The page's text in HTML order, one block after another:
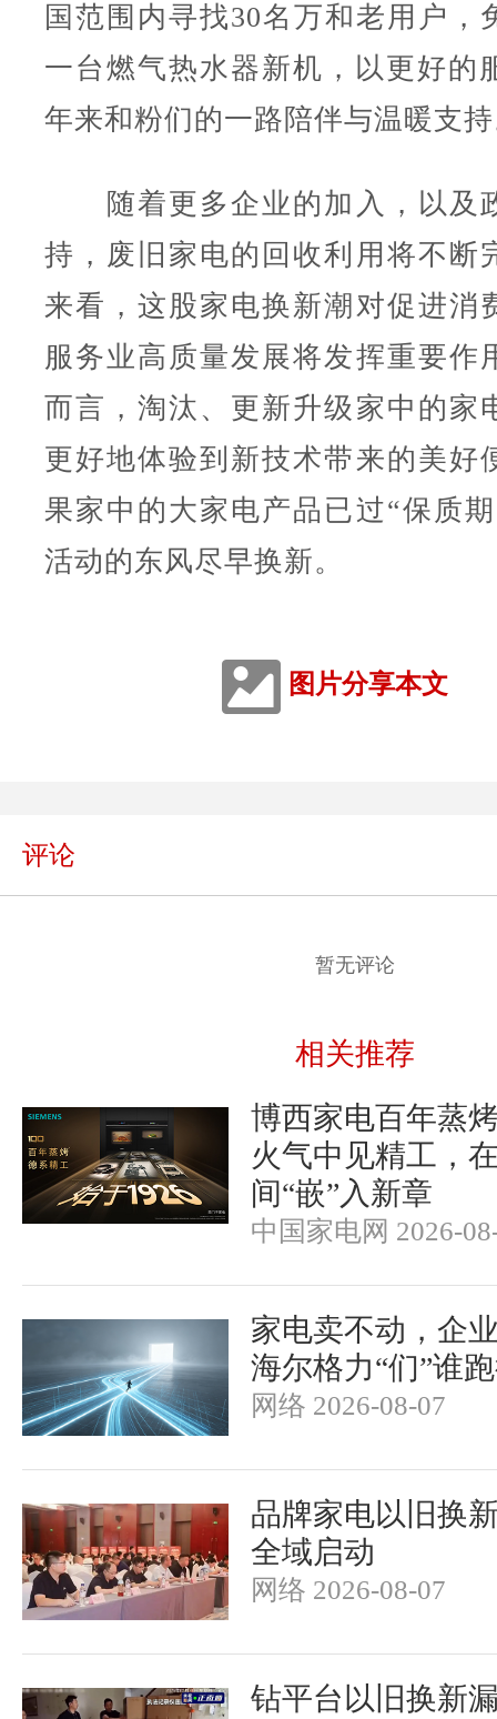
国范围内寻找30名万和老用户，
一台燃气热水器新机，以更好的
年来和粉们的一路陪伴与温暖支
随着更多企业的加入，以及
持，废旧家电的回收利用将不断
来看，这股家电换新潮对促进消
服务业高质量发展将发挥重要作
而言，淘汰、更新升级家中的家
更好地体验到新技术带来的美好
果家中的大家电产品已过“保质
活动的东风尽早换新。
图片分享本文
评论
暂无评论
相关推荐
博西家电百年蒸
火气中见精工，
间“嵌”入新章
中国家电网 2026-
家电卖不动，企
海尔格力“们”谁
网络 2026-08-07
品牌家电以旧换
全域启动
网络 2026-08-07
钻平台以旧换新